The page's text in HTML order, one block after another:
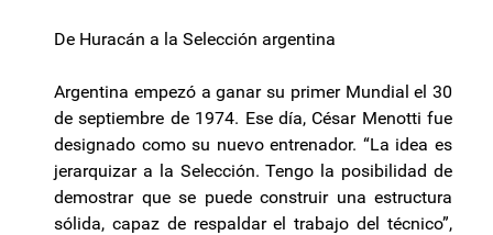
De Huracán a la Selección argentina
Argentina empezó a ganar su primer Mundial el 30
de septiembre de 1974. Ese día, César Menotti fue
designado como su nuevo entrenador. “La idea es
jerarquizar a la Selección. Tengo la posibilidad de
demostrar que se puede construir una estructura
sólida, capaz de respaldar el trabajo del técnico”,